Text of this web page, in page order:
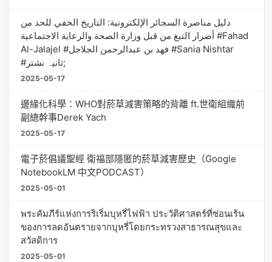
دليل مناصرة السجائر الإلكترونية: التاريخ الخفي للحد من
أضرار التبغ من قبل وزارة الصحة والرعاية الاجتماعية #Fahad
Al-Jalajel #فهد بن عبدالرحمن الجلاجل #Sania Nishtar
#ثانیہ نشتر;
2025-05-17
邊緣化科學：WHO對菸草減害策略的背離 ft.世衛組織前
副總幹事Derek Yach
2025-05-17
電子菸倡議聖經 衛福部隱匿的菸草減害歷史（Google
NotebookLM 中文PODCAST）
2025-05-01
พระคัมภีร์แห่งการริเริ่มบุหรี่ไฟฟ้า ประวัติศาสตร์ที่ซ่อนเร้น
ของการลดอันตรายจากบุหรี่โดยกระทรวงสาธารณสุขและ
สวัสดิการ
2025-05-01